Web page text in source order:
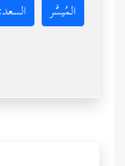
المُيسَّر